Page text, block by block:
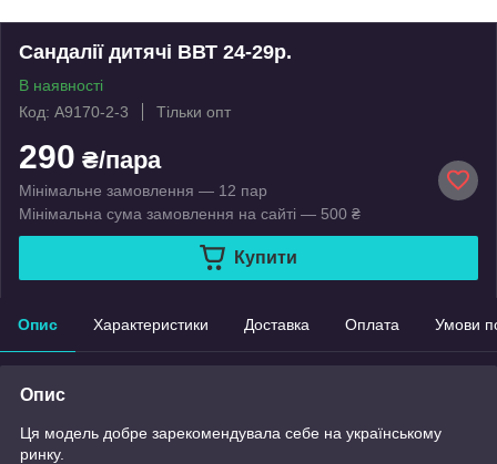
Сандалії дитячі ВВТ 24-29р.
В наявності
Код: A9170-2-3
Тільки опт
290 ₴/пара
Мінімальне замовлення — 12 пар
Мінімальна сума замовлення на сайті — 500 ₴
Купити
Опис Характеристики Доставка Оплата Умови
Опис
Ця модель добре зарекомендувала себе на українському
ринку.